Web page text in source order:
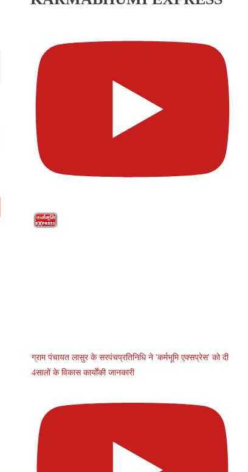
ग्राम पंचायत लासुर के सरपंचप्रतिनिधि ने 'कर्मभूमि एक्सप्रेस' को दी
4सालों के विकास कार्योंकी जानकारी